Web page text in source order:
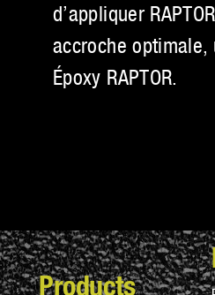
d’appliquer
accroche optimale,
Époxy RAPTOR.
Products